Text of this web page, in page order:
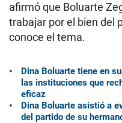
afirmó que Boluarte
trabajar por el bien del
conoce el tema.
Dina Boluarte tiene en
las instituciones que
eficaz
Dina Boluarte asistió a
del partido de su